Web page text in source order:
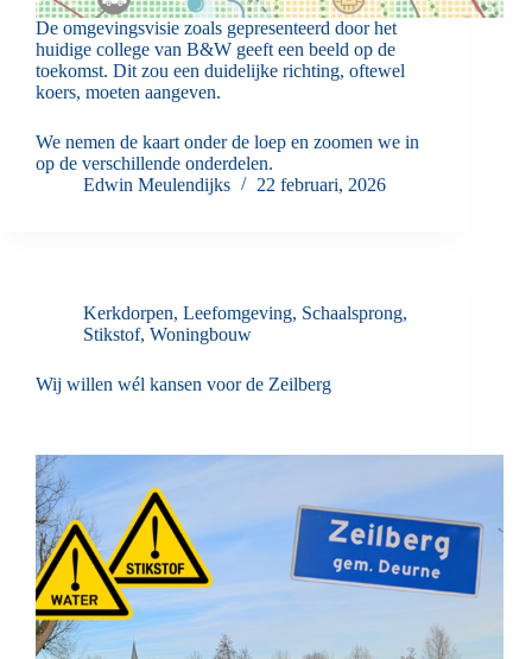
De omgevingsvisie zoals gepresenteerd door het
huidige college van B&W geeft een beeld op de
toekomst. Dit zou een duidelijke richting, oftewel
koers, moeten aangeven.
We nemen de kaart onder de loep en zoomen we in
op de verschillende onderdelen.
Edwin Meulendijks
22 februari, 2026
Kerkdorpen, Leefomgeving, Schaalsprong,
Stikstof, Woningbouw
Wij willen wél kansen voor de Zeilberg